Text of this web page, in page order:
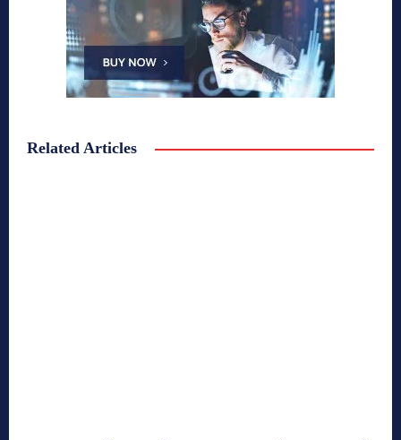
Related Articles